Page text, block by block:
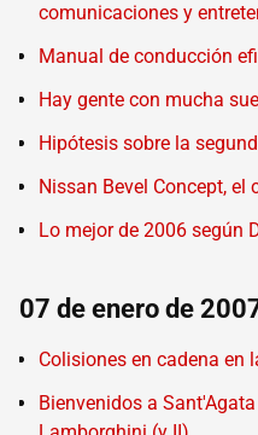
comunicaciones y
Manual de conducción
Hay gente con mucha
Hipótesis sobre la
Nissan Bevel Concept, el
Lo mejor de 2006 según
07 de enero de
Colisiones en cadena en
Bienvenidos a